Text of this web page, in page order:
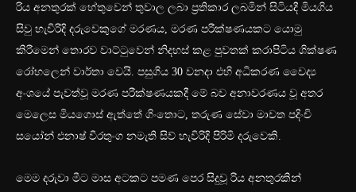
රිය අනතුරක් හේතුවෙන් තුවාල ලබා ප්‍රතිකාර ලබමින් සිටියදී මියගිය
සිවු හැවිරිදි දරුවෙකුගේ මරණය, මරණ පරීක්ෂණයකට යොමු
කිරීමෙන් තොරව වාට්ටුවෙන් නිදහස් කළ පුවතක් කරාපිටිය ශික්ෂණ
රෝහලෙන් වාර්තා වෙයි. පසුගිය 30 වනදා එහි අධිකරණ වෛද්‍ය
අංශයේ පැවත්වූ මරණ පරීක්ෂණයකදී මේ බව අනාවරණය වූ අතර
මෙලෙස මියගොස් ඇත්තේ ගිංතොට, තරුණ සේවා මාවත පදිංචි
සයෝන් එනාෂ් වීරතුංග නමැති සිව් හැවිරිදි පිරිමි දරුවෙකි.
මෙම දරුවා මීට මාස අටකට පමණ පෙර සිදුවූ රිය අනතුරකින්